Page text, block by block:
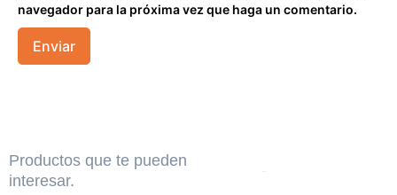
navegador para la próxima vez que haga un comentario.
Productos que te pueden
interesar.